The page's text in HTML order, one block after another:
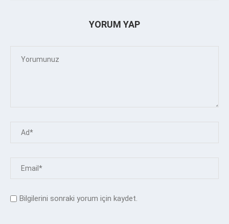
YORUM YAP
Bilgilerini sonraki yorum için kaydet.